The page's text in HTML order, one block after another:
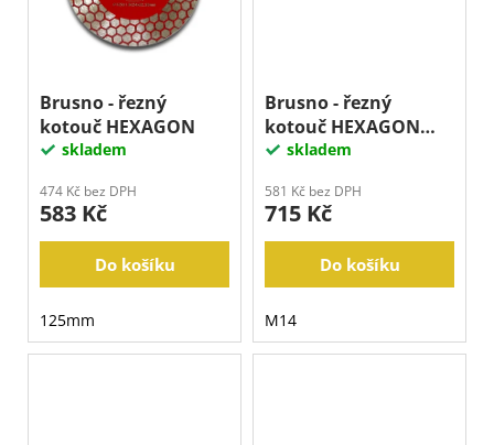
Brusno - řezný
kotouč HEXAGON
skladem
474 Kč bez DPH
583 Kč
Do košíku
125mm
Brusno - řezný
kotouč HEXAGON
M14skladem
581 Kč bez DPH
715 Kč
Do košíku
M14